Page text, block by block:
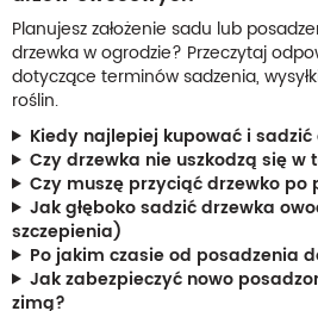
Planujesz założenie sadu lub
drzewka w ogrodzie? Przeczytaj
dotyczące terminów sadzenia,
roślin.
Kiedy najlepiej kupować i
Czy drzewka nie uszkodzą się w
Czy muszę przyciąć drzewko po
Jak głęboko sadzić drzewka
szczepienia)
Po jakim czasie od posadzenia
Jak zabezpieczyć nowo
zimą?